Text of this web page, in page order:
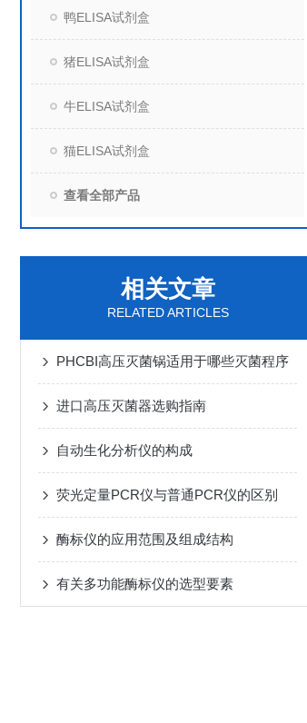
鸭ELISA试剂盒
猪ELISA试剂盒
牛ELISA试剂盒
猫ELISA试剂盒
查看全部产品
相关文章
RELATED ARTICLES
PHCBI高压灭菌锅适用于哪些灭菌程序
进口高压灭菌器选购指南
自动生化分析仪的构成
荧光定量PCR仪与普通PCR仪的区别
酶标仪的应用范围及组成结构
有关多功能酶标仪的选型要素